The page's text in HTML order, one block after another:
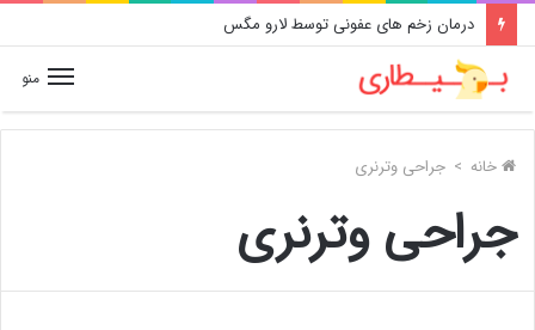
درمان زخم های عفونی توسط لارو مگس
منو
خانه > جراحی وترنری
جراحی وترنری